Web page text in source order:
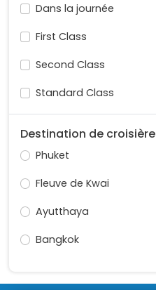
Dans la journée
First Class
Second Class
Standard Class
Destination de croisière
Phuket
Fleuve de Kwai
Ayutthaya
Bangkok